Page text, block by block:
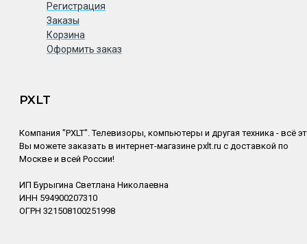
Регистрация
Заказы
Корзина
Оформить заказ
PXLT
Компания "PXLT". Телевизоры, компьютеры и другая техника - всё
Вы можете заказать в интернет-магазине pxlt.ru с доставкой по
Москве и всей России!
ИП Бурыгина Светлана Николаевна
ИНН 594900207310
ОГРН 321508100251998